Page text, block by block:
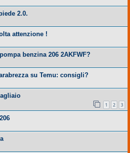
2.0.
attenzione !
benzina 206 2AKFWF?
su Temu: consigli?
1 2 3